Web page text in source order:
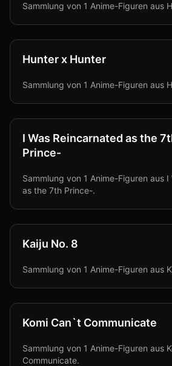
Sammlung von 1 Anime-Figuren aus
Hunter x Hunter
Sammlung von 1 Anime-Figuren aus
I Was Reincarnated as the
Prince-
Sammlung von 1 Anime-Figuren aus I
as the 7th Prince-.
Kaiju No. 8
Sammlung von 1 Anime-Figuren aus
Komi Can`t Communicate
Sammlung von 1 Anime-Figuren aus
Communicate.